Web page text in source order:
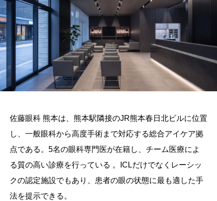
佐藤眼科 熊本は、熊本駅隣接のJR熊本春日北ビルに位置
し、一般眼科から高度手術まで対応する総合アイケア拠
点である。5名の眼科専門医が在籍し、チーム医療によ
る質の高い診療を行っている 。ICLだけでなくレーシッ
クの認定施設でもあり、患者の眼の状態に最も適した手
法を提示できる。